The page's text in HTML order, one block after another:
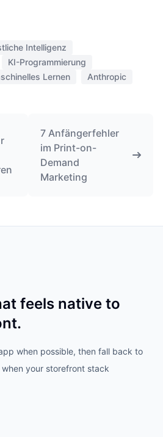
Intelligenz
KI-Programmierung
Lernen Anthropic
7 Anfängerfehler
im Print-on-
Demand
Marketing
feels native to
when possible, then fall back to
your storefront stack